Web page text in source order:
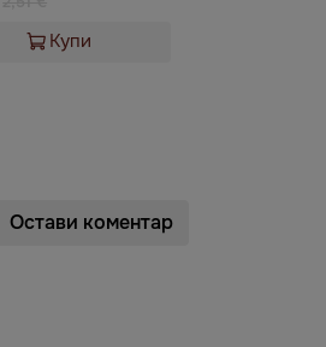
Купи
Остави коментар